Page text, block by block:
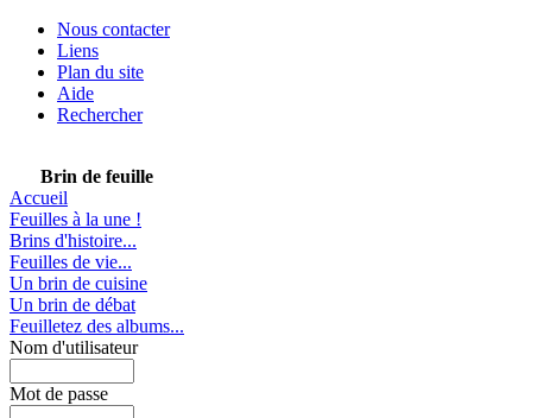
Nous contacter
Liens
Plan du site
Aide
Rechercher
Brin de feuille
Accueil
Feuilles à la une !
Brins d'histoire...
Feuilles de vie...
Un brin de cuisine
Un brin de débat
Feuilletez des albums...
Nom d'utilisateur
Mot de passe